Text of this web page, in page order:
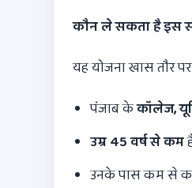
कौन ले सकता है इस
यह योजना खास तौर
पंजाब केकॉलेज,
उम्र45वर्ष से कम
उनके पास कम से